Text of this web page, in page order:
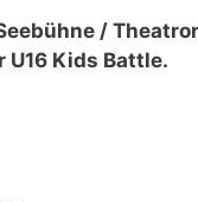
/
U16 Kids Battle.